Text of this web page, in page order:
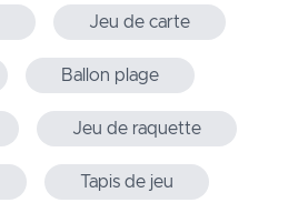
Jeu de carte
Ballon plage
Jeu de raquette
Tapis de jeu